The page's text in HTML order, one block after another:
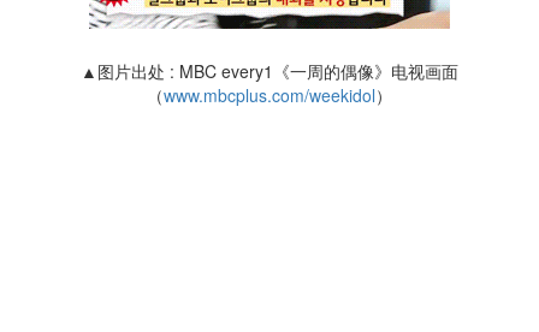
▲图片出处 : MBC every1《一周的偶像》电视画面
（www.mbcplus.com/weekidol）